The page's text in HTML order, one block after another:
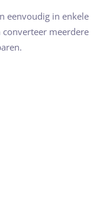
eenvoudig in enkele
meerdere